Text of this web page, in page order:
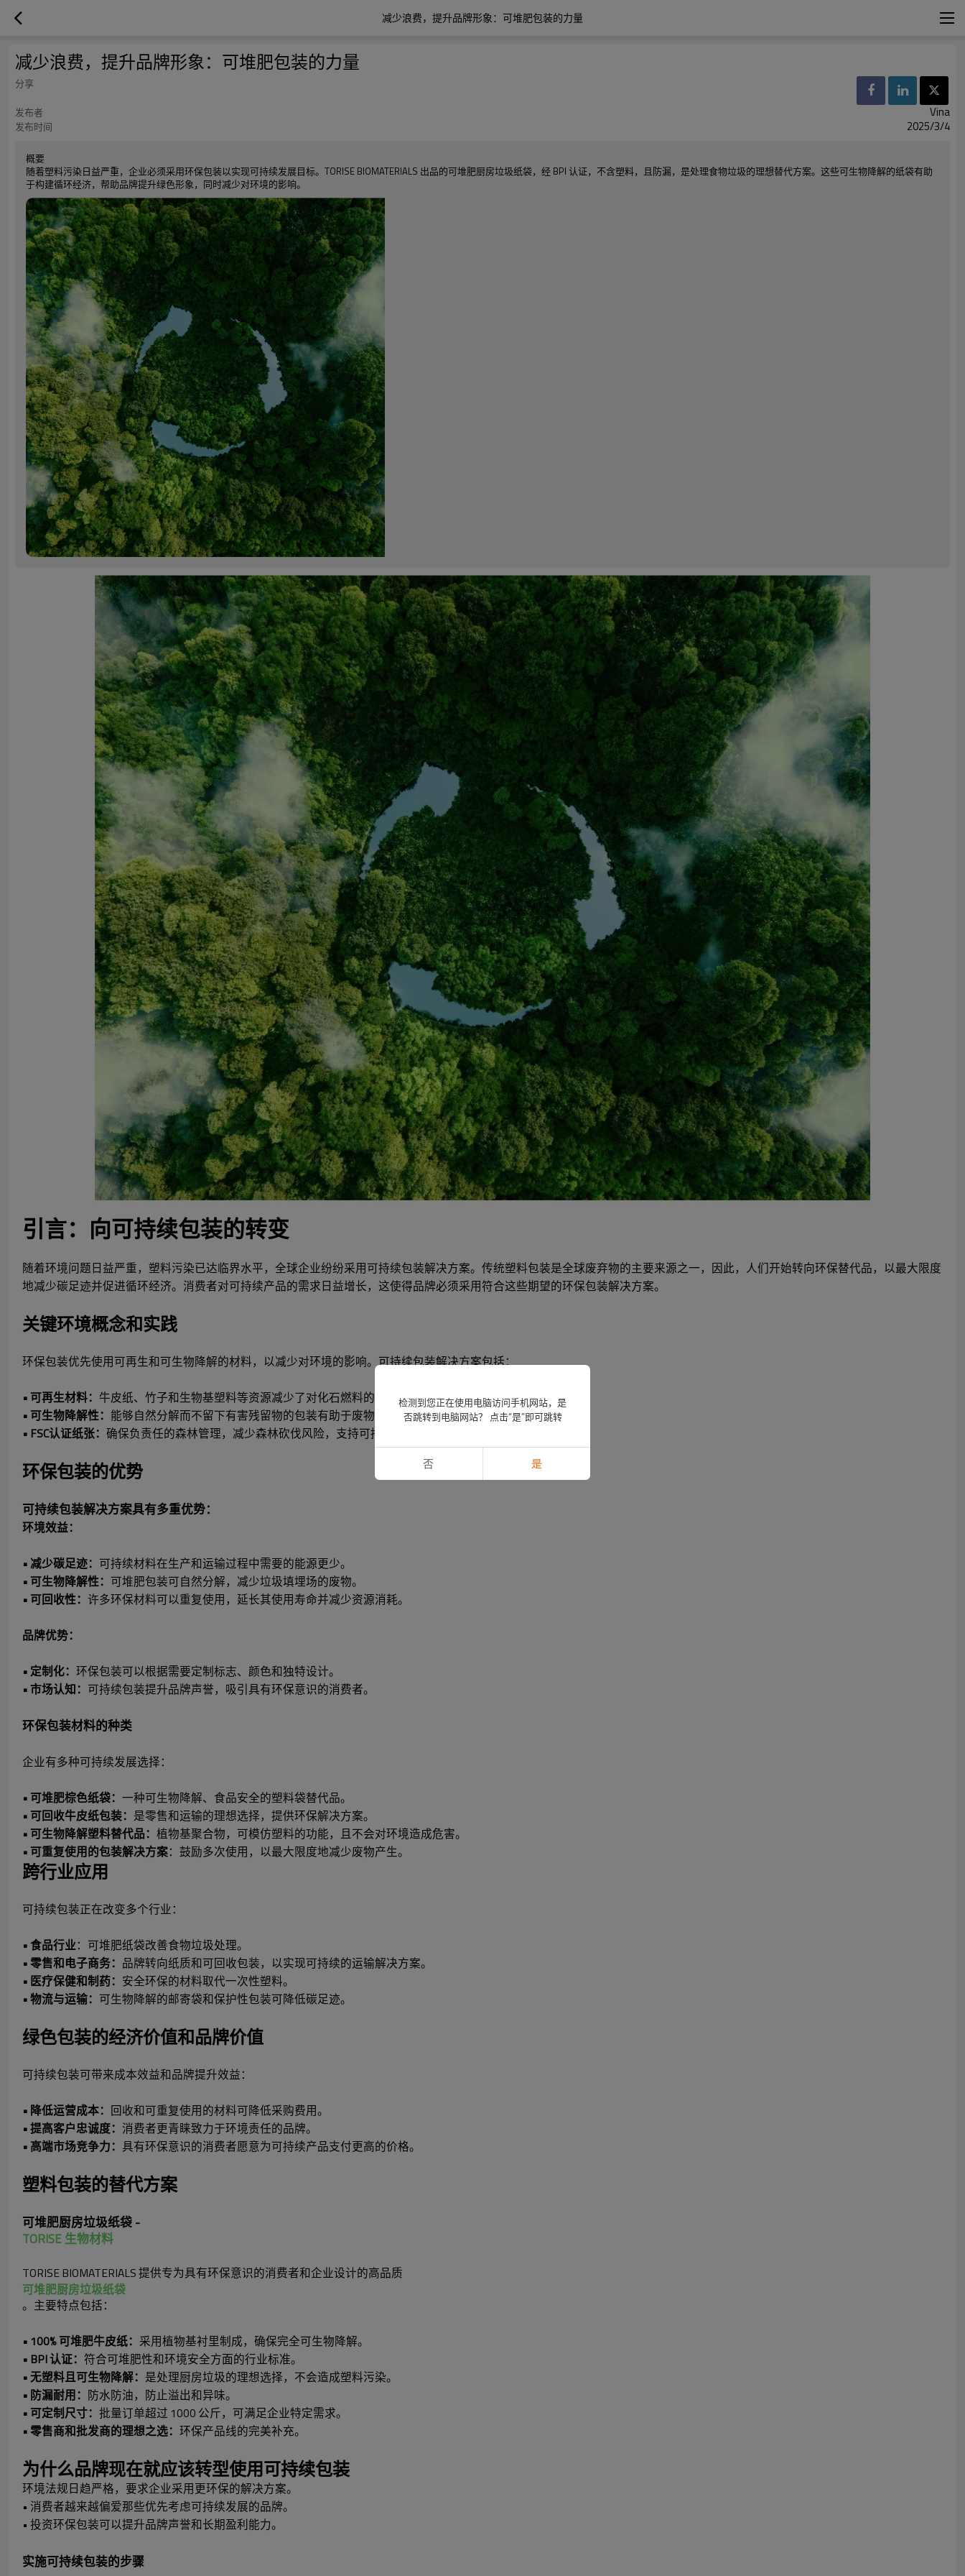
减少浪费，提升品牌形象：可堆肥包装的力量
减少浪费，提升品牌形象：可堆肥包装的力量
分享
发布者
Vina
发布时间 2025/3/4
概要
随着塑料污染日益严重，企业必须采用环保包装以实现可持续发展目标。TORISE BIOMATERIALS 出品的可堆肥厨房垃圾纸袋，经 BPI 认证，不含塑料，且防漏，是处理食物垃圾的理想替代方案。这些可生物降解的纸袋有助
于构建循环经济，帮助品牌提升绿色形象，同时减少对环境的影响。
引言：向可持续包装的转变
随着环境问题日益严重，塑料污染已达临界水平，全球企业纷纷采用可持续包装解决方案。传统塑料包装是全球废弃物的主要来源之一，因此，人们开始转向环保替代品，以最大限度
地减少碳足迹并促进循环经济。消费者对可持续产品的需求日益增长，这使得品牌必须采用符合这些期望的环保包装解决方案。
关键环境概念和实践
环保包装优先使用可再生和可生物降解的材料，以减少对环境的影响。可持续包装解决方案包括：
• 可再生材料： 牛皮纸、竹子和生物基塑料等资源减少了对化石燃料的依赖。
• 可生物降解性： 能够自然分解而不留下有害残留物的包装有助于废物管理系统。
• FSC认证纸张： 确保负责任的森林管理，减少森林砍伐风险，支持可持续发展工作。
环保包装的优势
可持续包装解决方案具有多重优势：
环境效益：
• 减少碳足迹： 可持续材料在生产和运输过程中需要的能源更少。
• 可生物降解性： 可堆肥包装可自然分解，减少垃圾填埋场的废物。
• 可回收性： 许多环保材料可以重复使用，延长其使用寿命并减少资源消耗。
品牌优势：
• 定制化： 环保包装可以根据需要定制标志、颜色和独特设计。
• 市场认知： 可持续包装提升品牌声誉，吸引具有环保意识的消费者。
环保包装材料的种类
企业有多种可持续发展选择：
• 可堆肥棕色纸袋： 一种可生物降解、食品安全的塑料袋替代品。
• 可回收牛皮纸包装： 是零售和运输的理想选择，提供环保解决方案。
• 可生物降解塑料替代品： 植物基聚合物，可模仿塑料的功能，且不会对环境造成危害。
• 可重复使用的包装解决方案：鼓励多次使用，以最大限度地减少废物产生。
跨行业应用
可持续包装正在改变多个行业：
• 食品行业：可堆肥纸袋改善食物垃圾处理。
• 零售和电子商务： 品牌转向纸质和可回收包装，以实现可持续的运输解决方案。
• 医疗保健和制药： 安全环保的材料取代一次性塑料。
• 物流与运输： 可生物降解的邮寄袋和保护性包装可降低碳足迹。
绿色包装的经济价值和品牌价值
可持续包装可带来成本效益和品牌提升效益：
• 降低运营成本： 回收和可重复使用的材料可降低采购费用。
• 提高客户忠诚度： 消费者更青睐致力于环境责任的品牌。
• 高端市场竞争力： 具有环保意识的消费者愿意为可持续产品支付更高的价格。
塑料包装的替代方案
可堆肥厨房垃圾纸袋 -
TORISE 生物材料
TORISE BIOMATERIALS 提供专为具有环保意识的消费者和企业设计的高品质
可堆肥厨房垃圾纸袋
。主要特点包括：
• 100% 可堆肥牛皮纸： 采用植物基衬里制成，确保完全可生物降解。
• BPI 认证： 符合可堆肥性和环境安全方面的行业标准。
• 无塑料且可生物降解： 是处理厨房垃圾的理想选择，不会造成塑料污染。
• 防漏耐用： 防水防油，防止溢出和异味。
• 可定制尺寸： 批量订单超过 1000 公斤，可满足企业特定需求。
• 零售商和批发商的理想之选： 环保产品线的完美补充。
为什么品牌现在就应该转型使用可持续包装
环境法规日趋严格，要求企业采用更环保的解决方案。
• 消费者越来越偏爱那些优先考虑可持续发展的品牌。
• 投资环保包装可以提升品牌声誉和长期盈利能力。
实施可持续包装的步骤
检测到您正在使用电脑访问手机网站，是
否跳转到电脑网站？ 点击“是”即可跳转
否 是